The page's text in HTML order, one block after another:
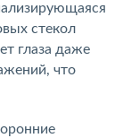
стекол
глаза даже
что